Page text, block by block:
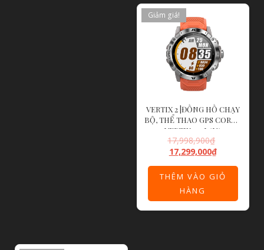
Giảm giá!
VERTIX 2 |ĐỒNG HỒ CHẠY
BỘ, THỂ THAO GPS COROS
VERTIX 2 – LAVA
17,998,900₫
17,299,000₫
THÊM VÀO GIỎ
HÀNG